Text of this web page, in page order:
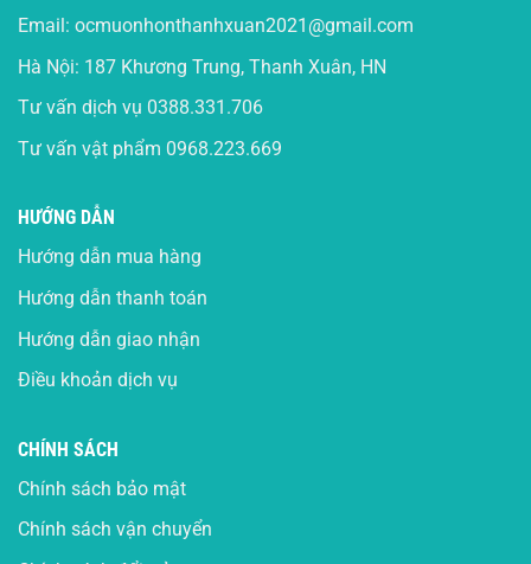
Email: ocmuonhonthanhxuan2021@gmail.com
Hà Nội: 187 Khương Trung, Thanh Xuân, HN
Tư vấn dịch vụ 0388.331.706
Tư vấn vật phẩm 0968.223.669
HƯỚNG DẪN
Hướng dẫn mua hàng
Hướng dẫn thanh toán
Hướng dẫn giao nhận
Điều khoản dịch vụ
CHÍNH SÁCH
Chính sách bảo mật
Chính sách vận chuyển